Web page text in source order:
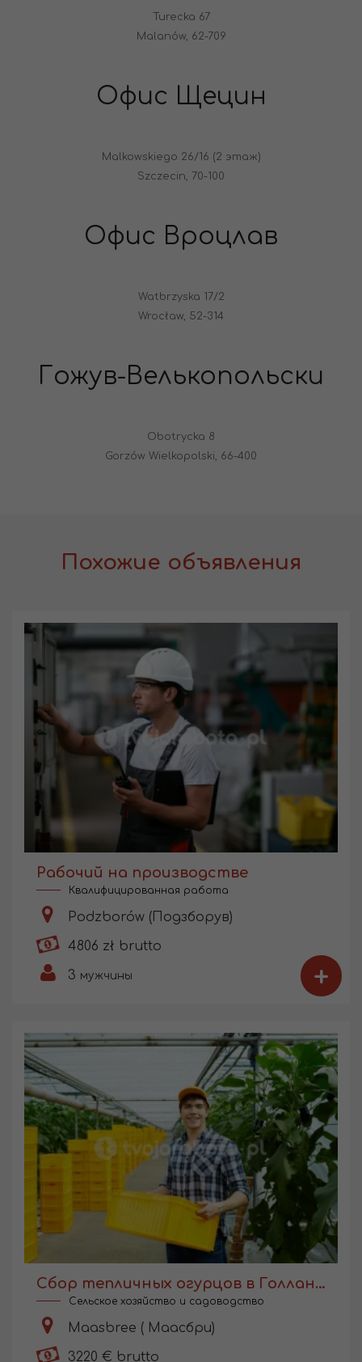
Turecka 67
Malanów, 62-709
Офис Щецин
Malkowskiego 26/16 (2 этаж)
Szczecin, 70-100
Офис Вроцлав
Watbrzyska 17/2
Wrocław, 52-314
Гожув-Велькопольски
Obotrycka 8
Gorzów Wielkopolski, 66-400
Похожие объявления
Рабочий на производстве
Квалифицированная работа
Podzborów (Подзборув)
4806 zł brutto
3 мужчины +
Сбор тепличных огурцов в Голландии
Сельское хозяйство и садоводство
Maasbree ( Маасбри)
3220 € brutto